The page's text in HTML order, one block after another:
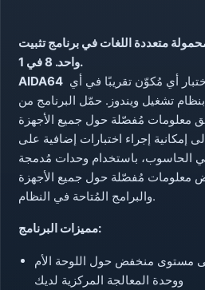
متعددة اللغات في برنامج تثبيت
واحد. 8 في 1.
AIDA64
تشغيل ويندوز. حمّل البرنامج من
معلومات مُفصّلة حول جميع الأجهزة
إمكانية إجراء اختبارات إضافية على
الحاسوب، باستخدام وحدات مُدمجة
معلومات مُفصّلة حول جميع الأجهزة
والبرامج المُتاحة في النظام.
مميزات البرنامج:
مستوى منخفض حول اللوحة الأم
ووحدة المعالجة المركزية لديك